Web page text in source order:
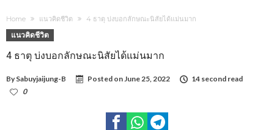
Home แนวคิดชีวิต 4 ธาตุ บ่งบอกลักษณะนิสัยได้แม่นมาก
แนวคิดชีวิต
4 ธาตุ บ่งบอกลักษณะนิสัยได้แม่นมาก
By Sabuyjaijung-B Posted onJune 25, 2022
14 second read
0